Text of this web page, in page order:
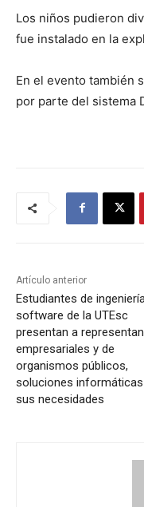
Los niños pudieron
fue instalado en la
En el evento también
por parte del sistema
Artículo anterior
Estudiantes de
software de la UTEsc
presentan a
empresariales y de
organismos públicos,
soluciones
sus necesidades